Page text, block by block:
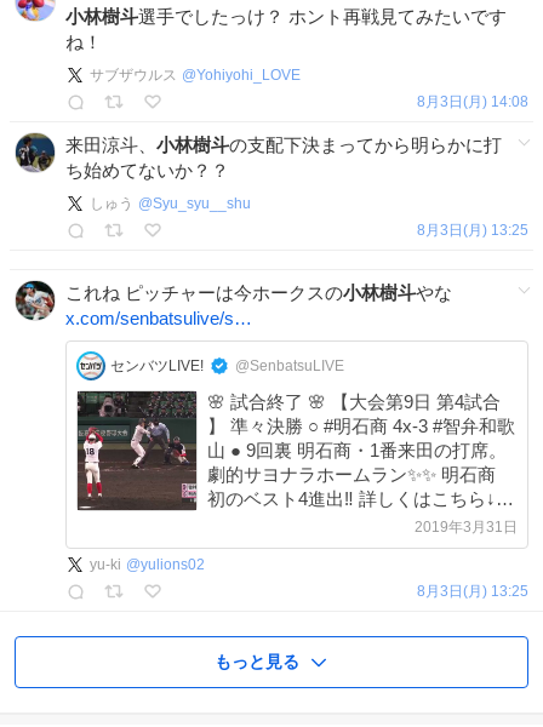
小林樹斗選手でしたっけ？ ホント再戦見てみたいです
ね！
サブザウルス @Yohiyohi_LOVE
8月3日(月) 14:08
来田涼斗、 小林樹斗の支配下決まってから明らかに打
ち始めてないか？？
しゅう @Syu_syu__shu
8月3日(月) 13:25
これね ピッチャーは今ホークスの小林樹斗やな
x.com/senbatsulive/s…
センバツLIVE! @SenbatsuLIVE
🌸 試合終了 🌸 【大会第9日 第4試合
】 準々決勝 ○ #明石商 4x-3 #智弁和歌
山 ● 9回裏 明石商・1番来田の打席。
劇的サヨナラホームラン✨✨ 明石商
初のベスト4進出‼️ 詳しくはこちら↓
baseball.yahoo.co.jp/senbatsu/ #平成
最後の #センバツ #高校野球
2019年3月31日
yu-ki @yulions02
8月3日(月) 13:25
もっと見る